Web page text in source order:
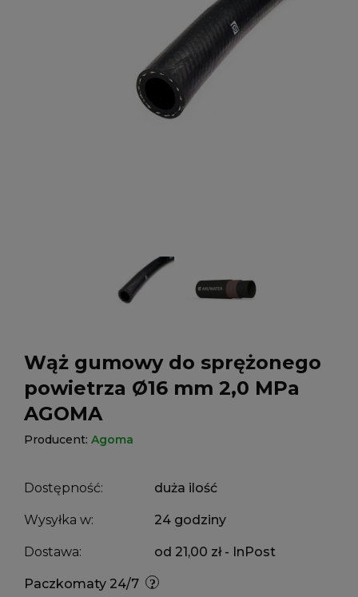
Wąż gumowy do sprężonego
powietrza Ø16 mm 2,0 MPa
AGOMA
Producent: Agoma
Dostępność: duża ilość
Wysyłka w: 24 godziny
Dostawa: od 21,00 zł - InPost
Paczkomaty 24/7